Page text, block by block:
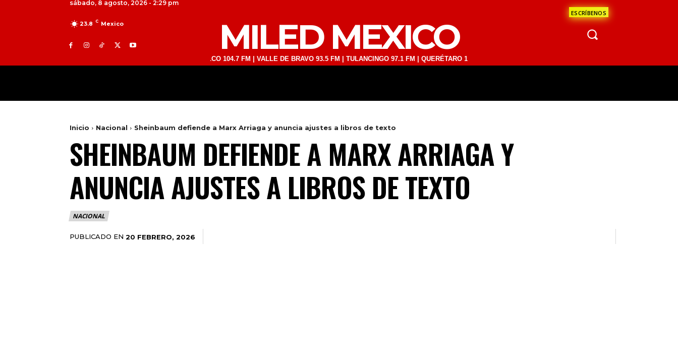
sábado, 8 agosto, 2026 - 2:29 pm
ESCRÍBENOS
23.8 C Mexico MILED MEXICO
TOLUCA 98.9 FM | ATLACOMULCO 104.7 FM | VALLE DE BRAVO 93.5 FM | TULANCINGO 97.1 FM | QUERÉTARO 103.1 FM | SAN JUAN DEL RÍO 93.1 FM | GUADALAJARA 1510 AM | LA
Inicio Nacional Sheinbaum defiende a Marx Arriaga y anuncia ajustes a libros de texto
SHEINBAUM DEFIENDE A MARX ARRIAGA Y
ANUNCIA AJUSTES A LIBROS DE TEXTO
NACIONAL
PUBLICADO EN 20 FEBRERO, 2026